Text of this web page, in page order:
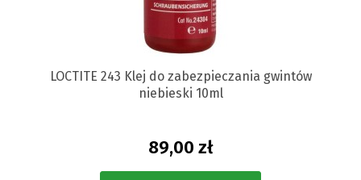
LOCTITE 243 Klej do zabezpieczania gwintów
niebieski 10ml
89,00 zł